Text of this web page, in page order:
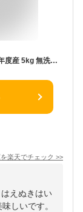
2024年10月～お届け予定 新米 2024年度産 令和6年度産 5kg 無洗米 はえぬき 山形県産 BG無洗米 東北食糧 送料無料
楽天でチェック >>
えぬきはい
しいです。